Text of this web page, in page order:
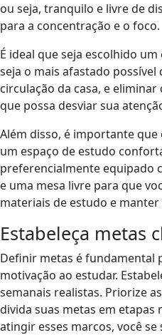
ou seja, tranquilo e livre de
para a concentração e o foco.
É ideal que seja escolhido
seja o mais afastado
circulação da casa, e
que possa desviar sua
Além disso, é importante
um espaço de estudo
preferencialmente equipado
e uma mesa livre para que
materiais de estudo e
Estabeleça metas
Definir metas é fundamental
motivação ao estudar.
semanais realistas. Priorize
divida suas metas em etapas
atingir esses marcos, você